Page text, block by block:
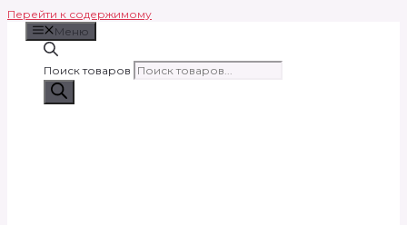
Перейти к содержимому
Меню
Поиск товаров